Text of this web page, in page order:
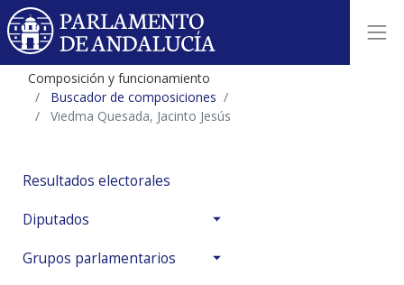
Composición y funcionamiento
Buscador de composiciones
Viedma Quesada, Jacinto Jesús
Resultados electorales
Diputados
Grupos parlamentarios